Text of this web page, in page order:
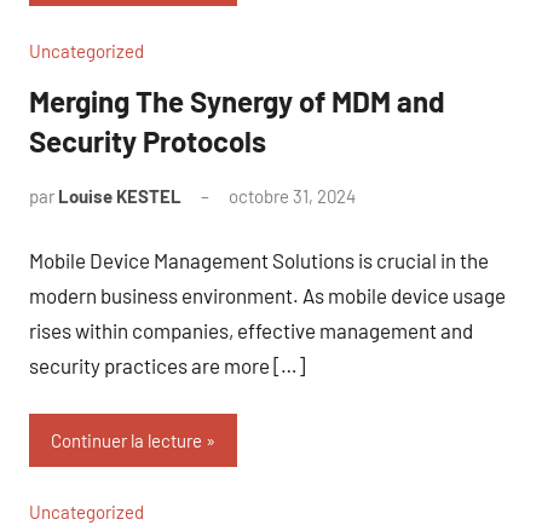
Uncategorized
Merging The Synergy of MDM and
Security Protocols
par Louise KESTEL octobre 31, 2024
Mobile Device Management Solutions is crucial in the
modern business environment. As mobile device usage
rises within companies, effective management and
security practices are more […]
Continuer la lecture
Uncategorized